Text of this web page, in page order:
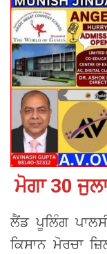
ਮੋਗਾ 30
ਲੈਂਡ ਪੂਲਿੰਗ
ਕਿਸਾਨ ਮੋਰਚਾ